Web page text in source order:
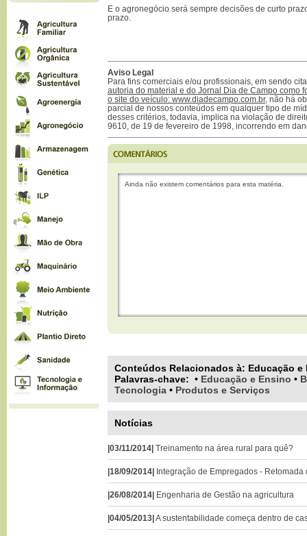
E o agronegócio será sempre decisões de curto
prazo.
Aviso Legal
Para fins comerciais e/ou profissionais, em sendo
autoria do material e do Jornal Dia de Campo como
o site do veículo: www.diadecampo.com.br, não há
parcial de nossos conteúdos em qualquer tipo de
desses critérios, todavia, implica na violação de
9610, de 19 de fevereiro de 1998, incorrendo em
Ainda não existem comentários para esta matéria.
Conteúdos Relacionados à: Educação e
Palavras-chave: • Educação e Ensino •
Tecnologia • Produtos e Serviços
Notícias
|03/11/2014| Treinamento na área rural para quê?
|18/09/2014| Integração de Empregados - Retomada
|26/08/2014| Engenharia de Gestão na agricultura
|04/05/2013|A sustentabilidade começa dentro de